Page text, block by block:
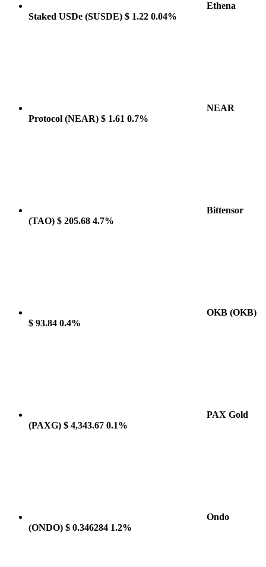
Ethena
Staked USDe (SUSDE) $ 1.22 0.04%
NEAR
Protocol (NEAR) $ 1.61 0.7%
Bittensor
(TAO) $ 205.68 4.7%
OKB (OKB)
$ 93.84 0.4%
PAX Gold
(PAXG) $ 4,343.67 0.1%
Ondo
(ONDO) $ 0.346284 1.2%